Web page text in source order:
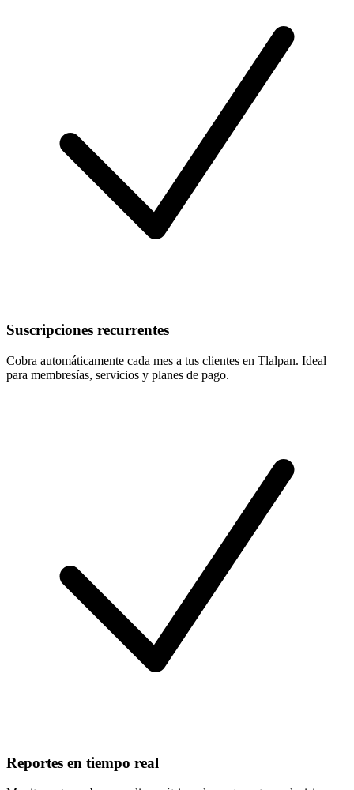
Suscripciones recurrentes
Cobra automáticamente cada mes a tus clientes en Tlalpan. Ideal
para membresías, servicios y planes de pago.
Reportes en tiempo real